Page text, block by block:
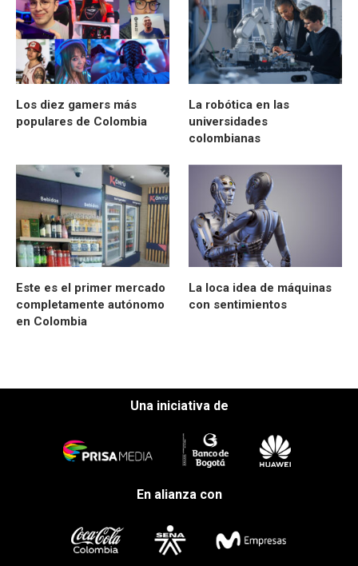
Los diez gamers más
populares de Colombia
La robótica en las
universidades
colombianas
Este es el primer mercado
completamente autónomo
en Colombia
La loca idea de máquinas
con sentimientos
Una iniciativa de
En alianza con